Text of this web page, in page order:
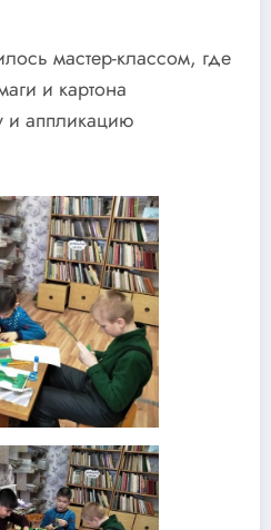
мастер-классом, где
и картона
и аппликацию